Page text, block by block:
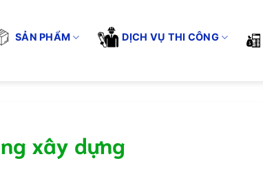
SẢN PHẨM DỊCH VỤ THI CÔNG
xây dựng